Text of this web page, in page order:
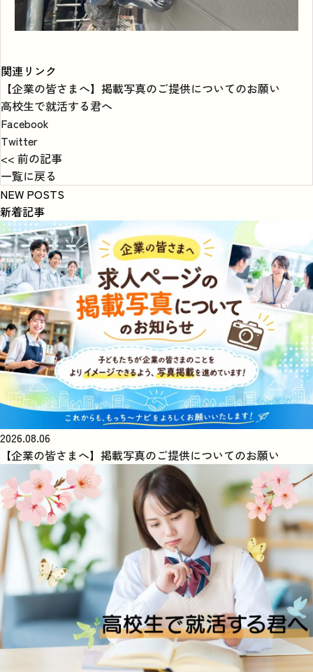
関連リンク
【企業の皆さまへ】掲載写真のご提供についてのお願い
高校生で就活する君へ
Facebook
Twitter
<< 前の記事
一覧に戻る
NEW POSTS
新着記事
2026.08.06
【企業の皆さまへ】掲載写真のご提供についてのお願い